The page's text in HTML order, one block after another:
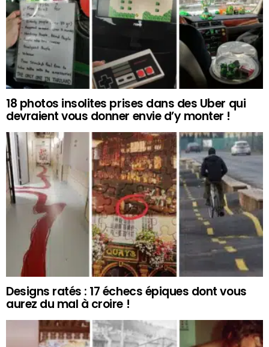
18 photos insolites prises dans des Uber qui
devraient vous donner envie d’y monter !
Designs ratés : 17 échecs épiques dont vous
aurez du mal à croire !